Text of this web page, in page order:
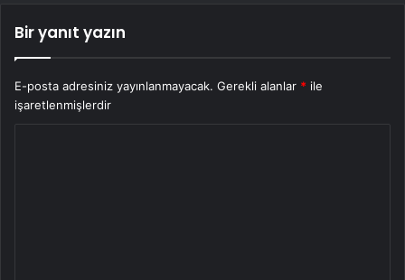
Bir yanıt yazın
E-posta adresiniz yayınlanmayacak. Gerekli alanlar * ile
işaretlenmişlerdir